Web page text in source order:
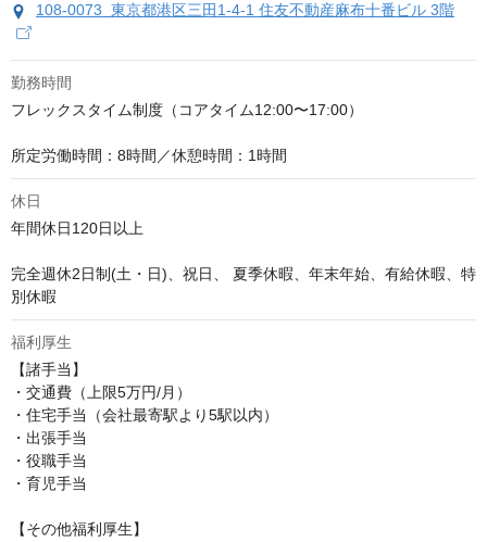
108-0073 東京都港区三田1-4-1 住友不動産麻布十番ビル 3階
勤務時間
フレックスタイム制度（コアタイム12:00〜17:00）
所定労働時間：8時間／休憩時間：1時間
休日
年間休日120日以上
完全週休2日制(土・日)、祝日、 夏季休暇、年末年始、有給休暇、特
別休暇
福利厚生
【諸手当】
・交通費（上限5万円/月）
・住宅手当（会社最寄駅より5駅以内）
・出張手当
・役職手当
・育児手当
【その他福利厚生】